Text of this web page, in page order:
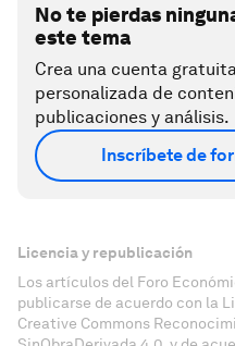
No te pierdas
este tema
Crea una cuenta
personalizada de
publicaciones y análisis.
Inscríbete de
Licencia y republicación
Los artículos del Foro
publicarse de acuerdo con la
Creative Commons